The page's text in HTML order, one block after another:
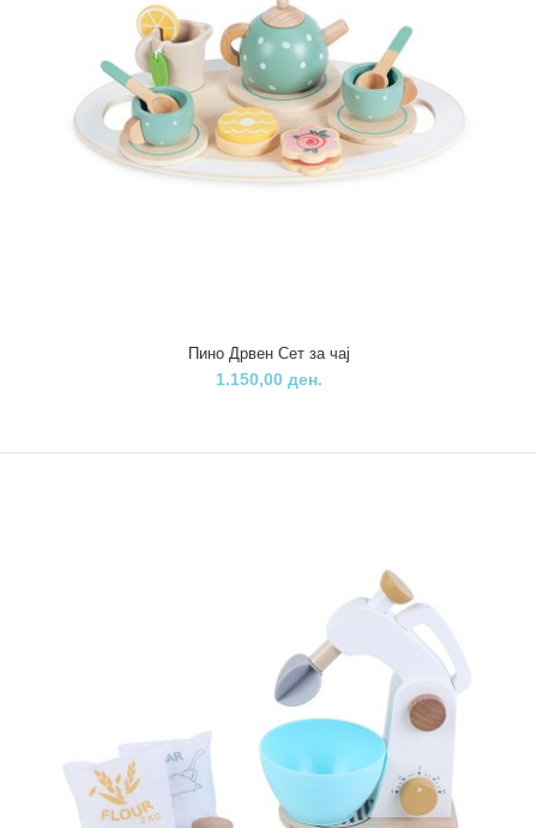
Pino јажето за скокање е забавна играчка која Вас ќе ве потсети
на детството и со која можете да го ..
Пино Активити коцка
2.640,00 ден.
Пино Дрвен Сет за чај
1.150,00 ден.